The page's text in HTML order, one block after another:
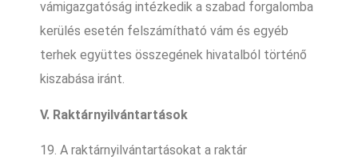
vámigazgatóság intézkedik a szabad forgalomba
kerülés esetén felszámítható vám és egyéb
terhek együttes összegének hivatalból történő
kiszabása iránt.
V. Raktárnyilvántartások
19. A raktárnyilvántartásokat a raktár